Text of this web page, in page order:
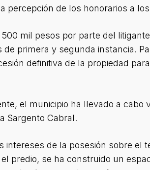
percepción de los honorarios a
mil pesos por parte del
primera y segunda instancia.
definitiva de la propiedad
el municipio ha llevado a cabo
Sargento Cabral.
intereses de la posesión sobre el
predio, se ha construido un